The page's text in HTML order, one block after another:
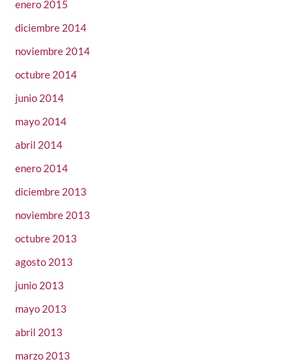
enero 2015
diciembre 2014
noviembre 2014
octubre 2014
junio 2014
mayo 2014
abril 2014
enero 2014
diciembre 2013
noviembre 2013
octubre 2013
agosto 2013
junio 2013
mayo 2013
abril 2013
marzo 2013